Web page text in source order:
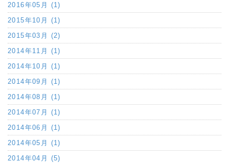
2016年05月 (1)
2015年10月 (1)
2015年03月 (2)
2014年11月 (1)
2014年10月 (1)
2014年09月 (1)
2014年08月 (1)
2014年07月 (1)
2014年06月 (1)
2014年05月 (1)
2014年04月 (5)